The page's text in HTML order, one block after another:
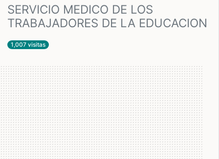
SERVICIO MEDICO DE LOS
TRABAJADORES DE LA EDUCACION
1,007 visitas